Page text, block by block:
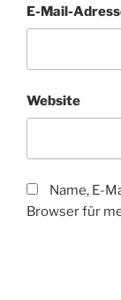
E-Mail-
Website
Name, E-
Browser für